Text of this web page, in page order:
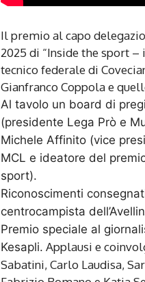
Il premio al capo
2025 di “Inside the sport
tecnico federale di
Gianfranco Coppola e
Al tavolo un board di
(presidente Lega Prò e
Michele Affinito (vice
MCL e ideatore del
sport).
Riconoscimenti
centrocampista
Premio speciale al
Kesapli. Applausi e
Sabatini, Carlo Laudisa,